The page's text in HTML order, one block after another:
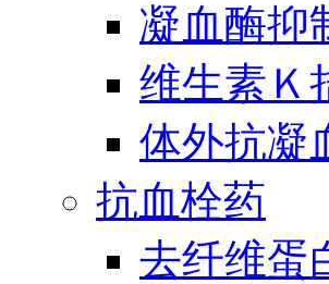
凝血酶抑
维生素Ｋ
体外抗凝
抗血栓药
去纤维蛋